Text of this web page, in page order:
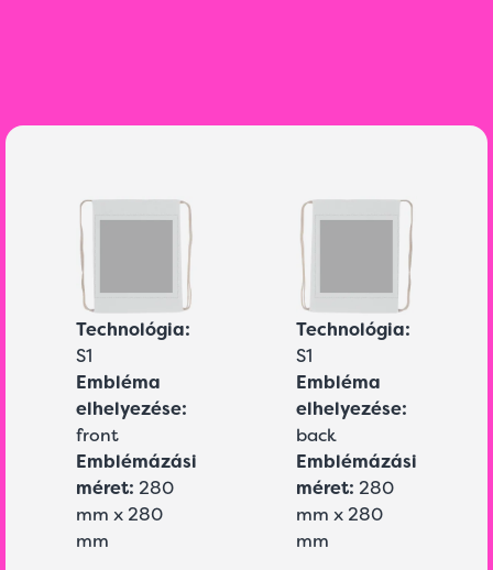
Technológia:
S1
Embléma
elhelyezése:
front
Emblémázási
méret: 280
mm x 280
mm
Technológia:
S1
Embléma
elhelyezése:
back
Emblémázási
méret: 280
mm x 280
mm